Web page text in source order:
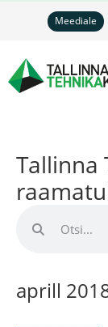
Meediale
Tallinna
aprill